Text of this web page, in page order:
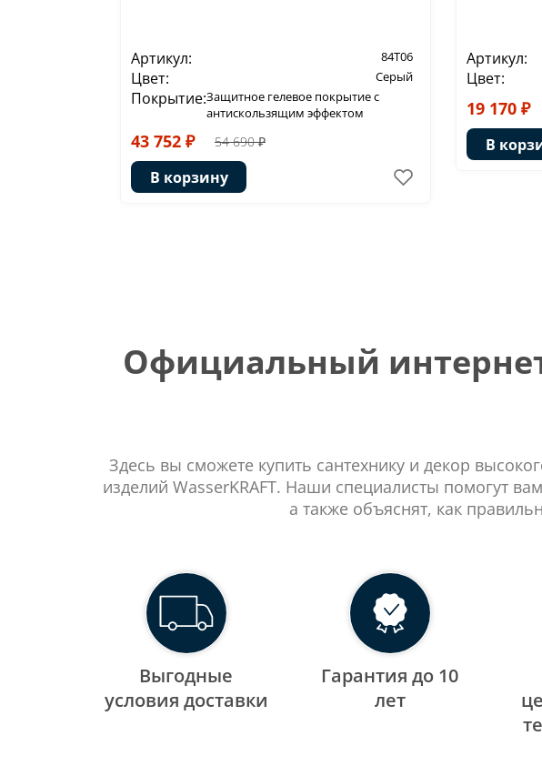
Артикул: 84T06
Цвет: Серый
Покрытие:Защитное гелевое покрытие с
антискользящим эффектом
43 752 ₽ 54 690 ₽
В корзину
Артикул:
Цвет:
19 170 ₽
В
Официальный
Здесь вы сможете купить сантехнику и декор
изделий WasserKRAFT. Наши специалисты помогут
а также объяснят, как
Выгодные
уcловия доставки
Гарантия до 10
лет